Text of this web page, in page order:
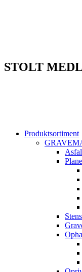
STOLT
Produktsortiment